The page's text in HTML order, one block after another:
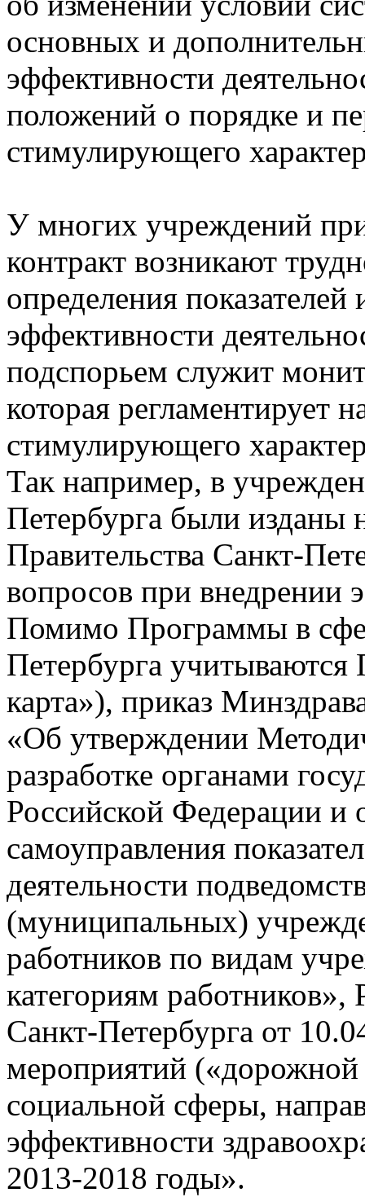
основных и
эффективности
положений о порядке и
стимулирующего
У многих учреждений
контракт возникают
определения
эффективности
подспорьем служит
которая регламентирует
стимулирующего
Так например, в
Петербурга были изданы
Правительства Санкт-
вопросов при внедрении
Помимо Программы в
Петербурга
карта»), приказ
«Об утверждении
разработке органами
Российской Федерации и
самоуправления
деятельности
(муниципальных)
работников по видам
категориям работников»,
Санкт-Петербурга от
мероприятий («дорожной
социальной сферы,
эффективности
2013-2018 годы».